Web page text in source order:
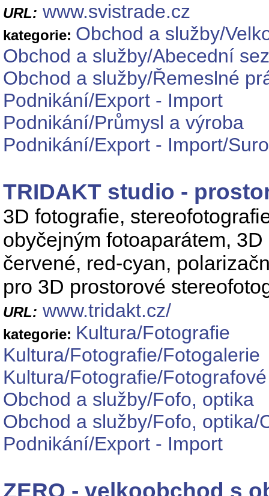
URL: www.svistrade.cz
kategorie: Obchod a služby/
Obchod a služby/Abecední
Obchod a služby/Řemeslné
Podnikání/Export - Import
Podnikání/Průmysl a výroba
Podnikání/Export - Import/
TRIDAKT studio -
3D fotografie,
obyčejným fotoaparátem,
červené, red-cyan,
pro 3D prostorové
URL: www.tridakt.cz/
kategorie: Kultura/Fotografie
Kultura/Fotografie/Fotogalerie
Kultura/Fotografie/Fotografové
Obchod a služby/Fofo, optika
Obchod a služby/Fofo, optika/
Podnikání/Export - Import